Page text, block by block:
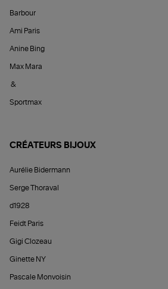
Barbour
Ami Paris
Anine Bing
Max Mara
&
Sportmax
CRÉATEURS BIJOUX
Aurélie Bidermann
Serge Thoraval
d1928
Feidt Paris
Gigi Clozeau
Ginette NY
Pascale Monvoisin